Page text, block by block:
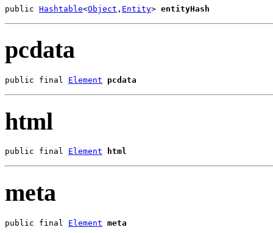
public Hashtable<Object , Entity> entityHash
pcdata
public final Element pcdata
html
public final Element html
meta
public final Element meta